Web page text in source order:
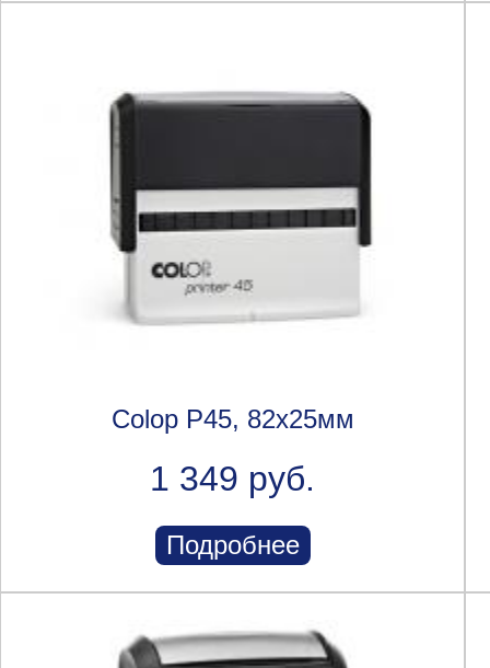
Colop P45, 82х25мм
1 349 руб.
Подробнее